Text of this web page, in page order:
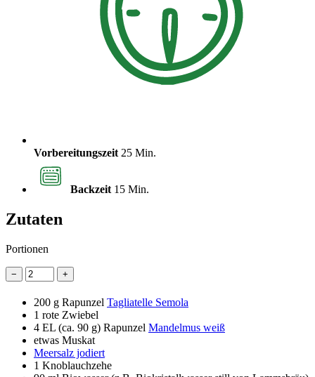
Vorbereitungszeit 25 Min.
Backzeit 15 Min.
Zutaten
Portionen
− +
200 g Rapunzel Tagliatelle Semola
1 rote Zwiebel
4 EL (ca. 90 g) Rapunzel Mandelmus weiß
etwas Muskat
Meersalz jodiert
1 Knoblauchzehe